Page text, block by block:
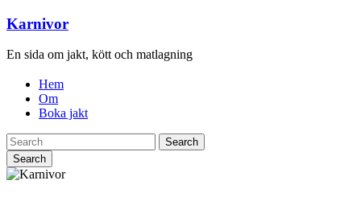
Karnivor
En sida om jakt, kött och matlagning
Hem
Om
Boka jakt
Search